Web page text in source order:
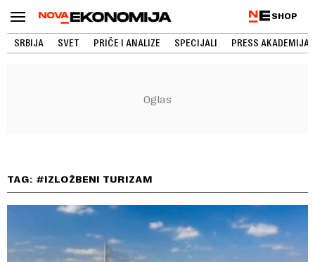
SHOP
SRBIJA SVET PRIČE I ANALIZE SPECIJALI PRESS AKADEMIJA
TAG: #IZLOŽBENI TURIZAM